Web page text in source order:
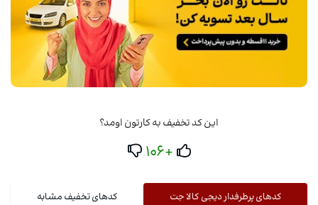
این کد تخفیف به کارتون اومد؟
+106
کدهای پرطرفدار دیجی کالا جت کدهای تخفیف مشابه